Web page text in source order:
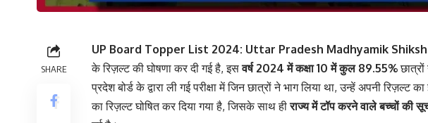
SHARE
UP Board Topper List 2024: Uttar Pradesh Madhyamik
के रिज़ल्ट की घोषणा कर दी गई है, इसवर्ष 2024 में कक्षा 10 में कुल 89.55%
प्रदेश बोर्ड के द्वारा ली गई परीक्षा में जिन छात्रों ने भाग लिया था, उन्हें अपनी रिज़ल्ट का
का रिज़ल्ट घोषित कर दिया गया है, जिसके साथ हीराज्य में टॉप करने वाले बच्चों की